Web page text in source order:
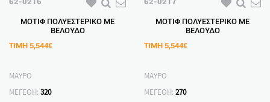
ΜΟΤΙΦ ΠΟΛΥΕΣΤΕΡΙΚΟ ΜΕ
ΒΕΛΟΥΔΟ
ΤΙΜΗ 5,544€
ΜΑΥΡΟ
ΜΕΓΕΘΗ: 320
ΜΟΤΙΦ ΠΟΛΥΕΣΤΕΡΙΚΟ ΜΕ
ΒΕΛΟΥΔΟ
ΤΙΜΗ 5,544€
ΜΑΥΡΟ
ΜΕΓΕΘΗ: 270